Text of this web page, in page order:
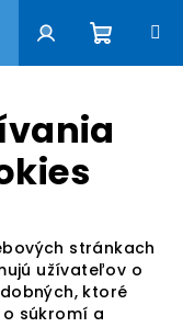
Prihlásenie
košík
stránkach
užívateľov o
ktoré
o súkromí a